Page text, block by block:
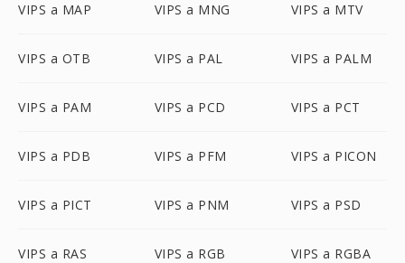
VIPS a MAP VIPS a MNG VIPS a MTV
VIPS a OTB VIPS a PAL VIPS a PALM
VIPS a PAM VIPS a PCD VIPS a PCT
VIPS a PDB VIPS a PFM VIPS a PICON
VIPS a PICT VIPS a PNM VIPS a PSD
VIPS a RAS VIPS a RGB VIPS a RGBA